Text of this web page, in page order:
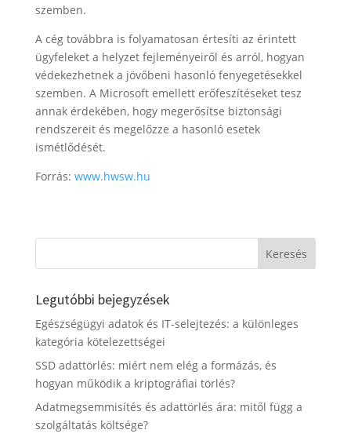
szemben.
A cég továbbra is folyamatosan értesíti az érintett
ügyfeleket a helyzet fejleményeiről és arról, hogyan
védekezhetnek a jövőbeni hasonló fenyegetésekkel
szemben. A Microsoft emellett erőfeszítéseket tesz
annak érdekében, hogy megerősítse biztonsági
rendszereit és megelőzze a hasonló esetek
ismétlődését.
Forrás: www.hwsw.hu
Legutóbbi bejegyzések
Egészségügyi adatok és IT-selejtezés: a különleges
kategória kötelezettségei
SSD adattörlés: miért nem elég a formázás, és
hogyan működik a kriptográfiai törlés?
Adatmegsemmisítés és adattörlés ára: mitől függ a
szolgáltatás költsége?